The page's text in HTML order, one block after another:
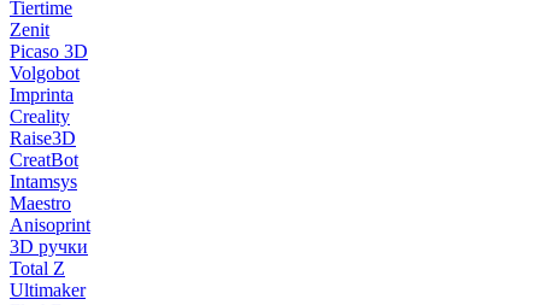
Tiertime
Zenit
Picaso 3D
Volgobot
Imprinta
Creality
Raise3D
CreatBot
Intamsys
Maestro
Anisoprint
3D ручки
Total Z
Ultimaker